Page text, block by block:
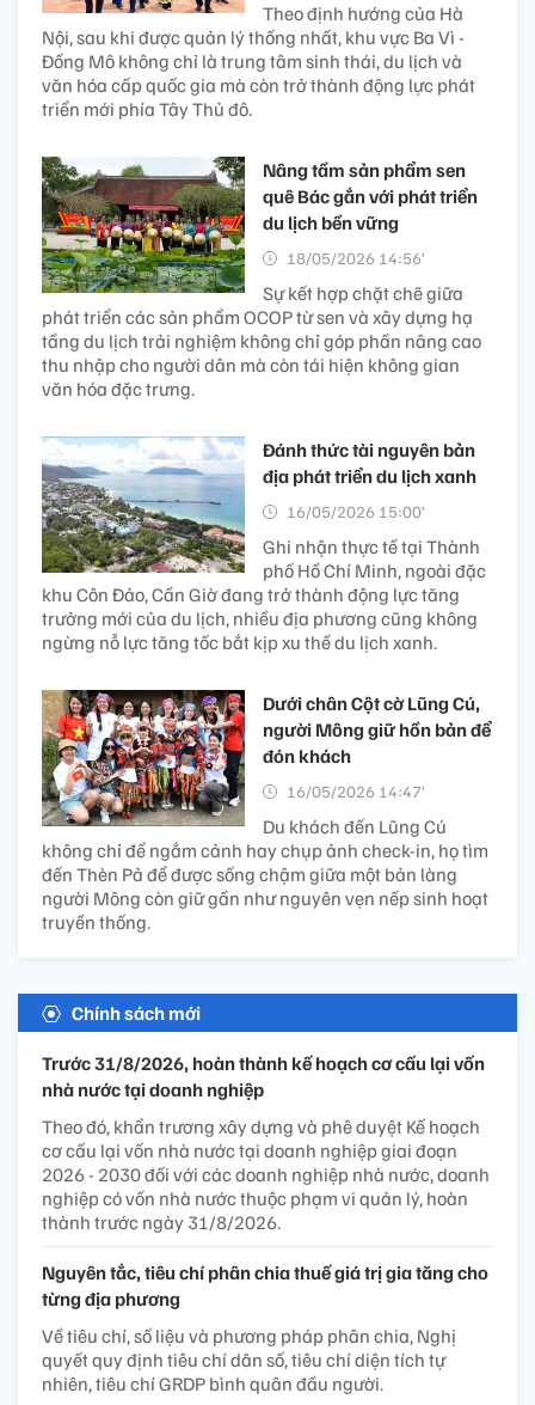
Theo định hướng của Hà
Nội, sau khi được quản lý thống nhất, khu vực Ba Vì -
Đồng Mô không chỉ là trung tâm sinh thái, du lịch và
văn hóa cấp quốc gia mà còn trở thành động lực phát
triển mới phía Tây Thủ đô.
Nâng tầm sản phẩm sen
quê Bác gắn với phát triển
du lịch bền vững
18/05/2026 14:56’
Sự kết hợp chặt chẽ giữa
phát triển các sản phẩm OCOP từ sen và xây dựng hạ
tầng du lịch trải nghiệm không chỉ góp phần nâng cao
thu nhập cho người dân mà còn tái hiện không gian
văn hóa đặc trưng.
Đánh thức tài nguyên bản
địa phát triển du lịch xanh
16/05/2026 15:00’
Ghi nhận thực tế tại Thành
phố Hồ Chí Minh, ngoài đặc
khu Côn Đảo, Cần Giờ đang trở thành động lực tăng
trưởng mới của du lịch, nhiều địa phương cũng không
ngừng nỗ lực tăng tốc bắt kịp xu thế du lịch xanh.
Dưới chân Cột cờ Lũng Cú,
người Mông giữ hồn bản để
đón khách
16/05/2026 14:47’
Du khách đến Lũng Cú
không chỉ để ngắm cảnh hay chụp ảnh check-in, họ tìm
đến Thèn Pả để được sống chậm giữa một bản làng
người Mông còn giữ gần như nguyên vẹn nếp sinh hoạt
truyền thống.
Chính sách mới
Trước 31/8/2026, hoàn thành kế hoạch cơ cấu lại vốn
nhà nước tại doanh nghiệp
Theo đó, khẩn trương xây dựng và phê duyệt Kế hoạch
cơ cấu lại vốn nhà nước tại doanh nghiệp giai đoạn
2026 - 2030 đối với các doanh nghiệp nhà nước, doanh
nghiệp có vốn nhà nước thuộc phạm vi quản lý, hoàn
thành trước ngày 31/8/2026.
Nguyên tắc, tiêu chí phân chia thuế giá trị gia tăng cho
từng địa phương
Về tiêu chí, số liệu và phương pháp phân chia, Nghị
quyết quy định tiêu chí dân số, tiêu chí diện tích tự
nhiên, tiêu chí GRDP bình quân đầu người.